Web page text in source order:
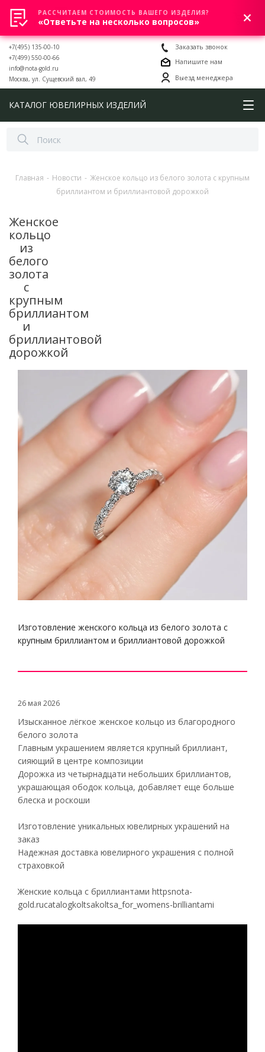
0
+7(495) 135-00-10
+7(499) 550-00-66
info@nota-gold.ru
Москва, ул. Сущевский вал, 49
Заказать звонок
Напишите нам
Выезд менеджера
КАТАЛОГ ЮВЕЛИРНЫХ ИЗДЕЛИЙ
Главная - Новости - Женское кольцо из белого золота с крупным
бриллиантом и бриллиантовой дорожкой
Женское
кольцо
из
белого
золота
с
крупным
бриллиантом
и
бриллиантовой
дорожкой
Изготовление женского кольца из белого золота с
крупным бриллиантом и бриллиантовой дорожкой
26 мая 2026
Изысканное лёгкое женское кольцо из благородного
белого золота
Главным украшением является крупный бриллиант,
сияющий в центре композиции
Дорожка из четырнадцати небольших бриллиантов,
украшающая ободок кольца, добавляет еще больше
блеска и роскоши
Изготовление уникальных ювелирных украшений на
заказ
Надежная доставка ювелирного украшения с полной
страховкой
Женские кольца с бриллиантами httpsnota-
gold.rucatalogkoltsakoltsa_for_womens-brilliantami
РАССЧИТАЕМ СТОИМОСТЬ ВАШЕГО ИЗДЕЛИЯ?
«Ответьте на несколько вопросов»